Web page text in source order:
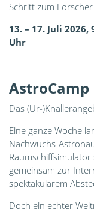
Schritt zum
13­. – 17. Juli 2026,
Uhr
AstroCamp
Das (Ur-
Eine ganze Woche
Nachwuchs-
gemeinsam zur
spektakulärem
Doch ein echter